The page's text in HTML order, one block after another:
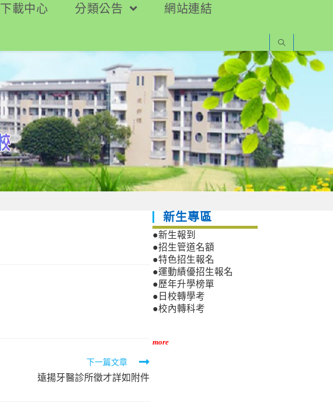
下載中心 分類公告
網站連結
下一篇文章
遠揚牙醫診所徵才詳如附件
新生專區
●新生報到
●招生管道名額
●特色招生報名
●運動績優招生報名
●歷年升學榜單
●日校轉學考
●校內轉科考
more